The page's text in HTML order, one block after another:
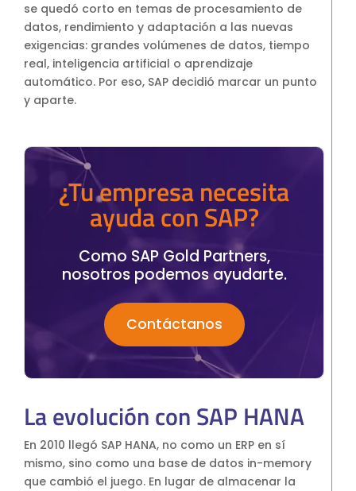
se quedó corto en temas de procesamiento de
datos, rendimiento y adaptación a las nuevas
exigencias: grandes volúmenes de datos, tiempo
real, inteligencia artificial o aprendizaje
automático. Por eso, SAP decidió marcar un punto
y aparte.
¿Tu empresa necesita
ayuda con SAP?
Como SAP Gold Partners,
nosotros podemos ayudarte.
Contáctanos
La evolución con SAP HANA
En 2010 llegó SAP HANA, no como un ERP en sí
mismo, sino como una base de datos in-memory
que cambió el juego. En lugar de almacenar la